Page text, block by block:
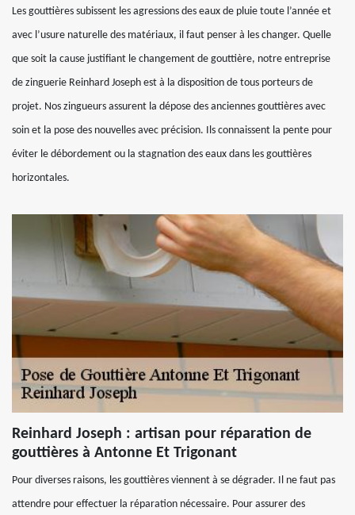
Les gouttières subissent les agressions des eaux de pluie toute l’année et
avec l’usure naturelle des matériaux, il faut penser à les changer. Quelle
que soit la cause justifiant le changement de gouttière, notre entreprise
de zinguerie Reinhard Joseph est à la disposition de tous porteurs de
projet. Nos zingueurs assurent la dépose des anciennes gouttières avec
soin et la pose des nouvelles avec précision. Ils connaissent la pente pour
éviter le débordement ou la stagnation des eaux dans les gouttières
horizontales.
Reinhard Joseph : artisan pour réparation de
gouttières à Antonne Et Trigonant
Pour diverses raisons, les gouttières viennent à se dégrader. Il ne faut pas
attendre pour effectuer la réparation nécessaire. Pour assurer des